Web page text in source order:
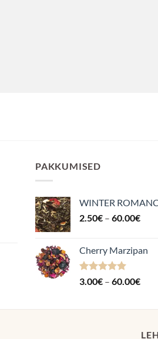
PAKKUMISED
WINTER
2.50€ – 60.00€
Cherry Marzipan
Hinnanguga
3.00€ – 60.00€